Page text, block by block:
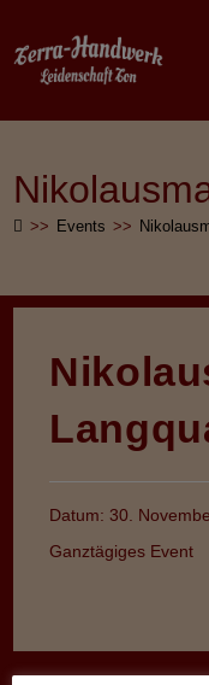
Inhalt
springen
>> Events >>
Datum:30.
Ganztägiges Event